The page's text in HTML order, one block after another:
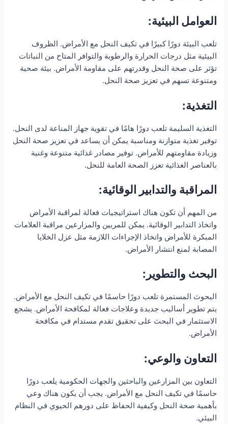
العوامل البيئية:
تلعب البيئة دورًا كبيرًا في تكيف النحل مع الأمراض. الظروف
البيئية مثل درجات الحرارة والرطوبة والتوافر المتاح من النباتات
تؤثر على صحة النحل وقدرتهم على مقاومة الأمراض. بيئة صحية
ومتنوعة تسهم في تعزيز صحة النحل.
التغذية:
التغذية السليمة تلعب دورًا هامًا في تقوية جهاز المناعة لدى النحل.
توفير تغذية متوازنة ومناسبة يمكن أن يساعد في تعزيز صحة النحل
وزيادة مقاومتهم للأمراض. توفير مصادر غذائية متنوعة وغنية
بالعناصر الغذائية تعزز الصحة العامة للنحل.
المراقبة والتدابير الوقائية:
من المهم أن تكون هناك استراتيجيات فعالة لمراقبة الأمراض
واتخاذ التدابير الوقائية. يمكن للمربين والمزارعين مراقبة العلامات
المبكرة للأمراض واتخاذ الإجراءات اللازمة مثل عزل الخلايا
المصابة لمنع انتشار الأمراض.
البحث والتطوير:
البحوث المستمرة تلعب دورًا حاسمًا في تكيف النحل مع الأمراض.
يتم تطوير أساليب جديدة وعلاجات فعالة لمكافحة الأمراض. يشجع
الاستثمار في البحث على تحقيق تقدم مستدام في مكافحة
الأمراض.
التعاون والوعي:
التعاون بين المزارعين والباحثين والجهات الحكومية يلعب دورًا
حاسمًا في تكيف النحل مع الأمراض. يجب أن يكون هناك وعي
بأهمية صحة النحل وكيفية الحفاظ على دورهم الحيوي في النظام
البيئي.